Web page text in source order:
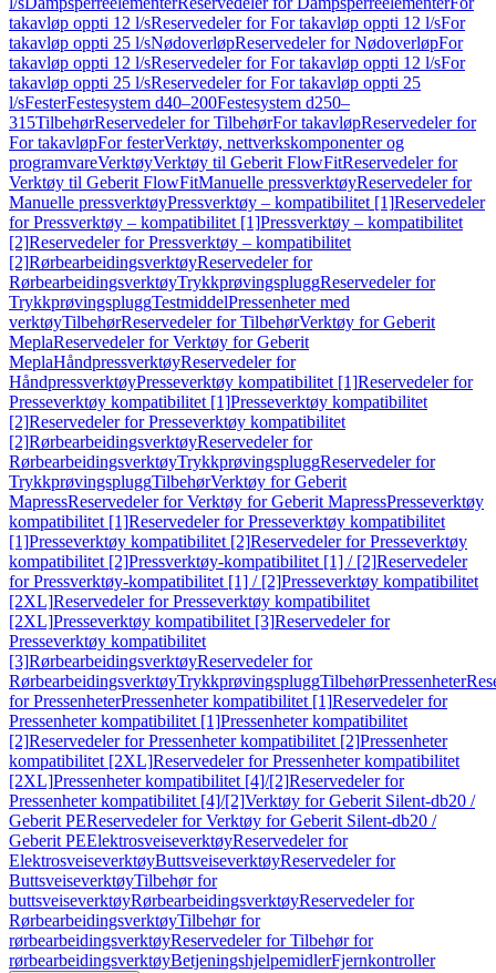
takavløp oppti 12 l/sReservedeler for For takavløp oppti 12 l/sFor
takavløp oppti 25 l/sNødoverløpReservedeler for NødoverløpFor
takavløp oppti 12 l/sReservedeler for For takavløp oppti 12 l/sFor
takavløp oppti 25 l/sReservedeler for For takavløp oppti 25
l/sFesterFestesystem d40–200Festesystem d250–
315TilbehørReservedeler for TilbehørFor takavløpReservedeler for
For takavløpFor festerVerktøy, nettverkskomponenter og
programvareVerktøyVerktøy til Geberit FlowFitReservedeler for
Verktøy til Geberit FlowFitManuelle pressverktøyReservedeler for
Manuelle pressverktøyPressverktøy – kompatibilitet [1]Reservedeler
for Pressverktøy – kompatibilitet [1]Pressverktøy – kompatibilitet
[2]Reservedeler for Pressverktøy – kompatibilitet
[2]RørbearbeidingsverktøyReservedeler for
RørbearbeidingsverktøyTrykkprøvingspluggReservedeler for
TrykkprøvingspluggTestmiddelPressenheter med
verktøyTilbehørReservedeler for TilbehørVerktøy for Geberit
MeplaReservedeler for Verktøy for Geberit
MeplaHåndpressverktøyReservedeler for
HåndpressverktøyPresseverktøy kompatibilitet [1]Reservedeler for
Presseverktøy kompatibilitet [1]Presseverktøy kompatibilitet
[2]Reservedeler for Presseverktøy kompatibilitet
[2]RørbearbeidingsverktøyReservedeler for
RørbearbeidingsverktøyTrykkprøvingspluggReservedeler for
TrykkprøvingspluggTilbehørVerktøy for Geberit
MapressReservedeler for Verktøy for Geberit MapressPresseverktøy
kompatibilitet [1]Reservedeler for Presseverktøy kompatibilitet
[1]Presseverktøy kompatibilitet [2]Reservedeler for Presseverktøy
kompatibilitet [2]Pressverktøy-kompatibilitet [1] / [2]Reservedeler
for Pressverktøy-kompatibilitet [1] / [2]Presseverktøy kompatibilitet
[2XL]Reservedeler for Presseverktøy kompatibilitet
[2XL]Presseverktøy kompatibilitet [3]Reservedeler for
Presseverktøy kompatibilitet
[3]RørbearbeidingsverktøyReservedeler for
RørbearbeidingsverktøyTrykkprøvingspluggTilbehørPressenheter
for PressenheterPressenheter kompatibilitet [1]Reservedeler for
Pressenheter kompatibilitet [1]Pressenheter kompatibilitet
[2]Reservedeler for Pressenheter kompatibilitet [2]Pressenheter
kompatibilitet [2XL]Reservedeler for Pressenheter kompatibilitet
[2XL]Pressenheter kompatibilitet [4]/[2]Reservedeler for
Pressenheter kompatibilitet [4]/[2]Verktøy for Geberit Silent-db20 /
Geberit PEReservedeler for Verktøy for Geberit Silent-db20 /
Geberit PEElektrosveiseverktøyReservedeler for
ElektrosveiseverktøyButtsveiseverktøyReservedeler for
ButtsveiseverktøyTilbehør for
buttsveiseverktøyRørbearbeidingsverktøyReservedeler for
RørbearbeidingsverktøyTilbehør for
rørbearbeidingsverktøyReservedeler for Tilbehør for
rørbearbeidingsverktøyBetjeningshjelpemidlerFjernkontroller